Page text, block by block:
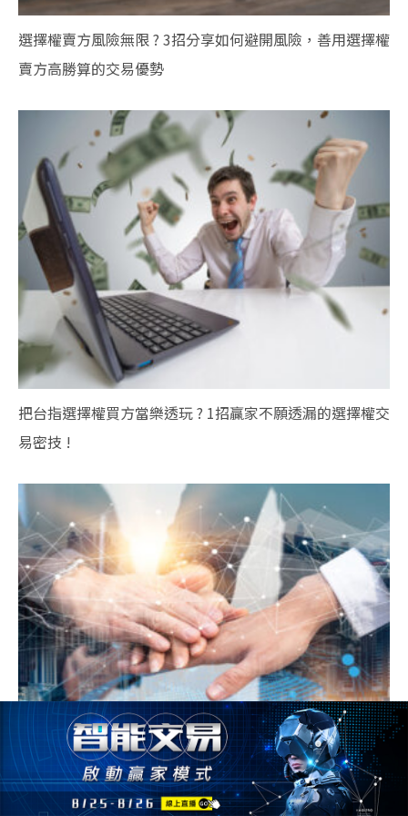
選擇權賣方風險無限 ? 3招分享如何避開風險，善用選擇權
賣方高勝算的交易優勢
把台指選擇權買方當樂透玩 ? 1招贏家不願透漏的選擇權交
易密技 !
三大法人選擇權分享2個重點＋1個注意事項，讓你在選擇